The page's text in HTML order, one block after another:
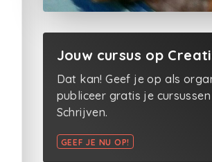
Jouw cursus op
Dat kan! Geef je op als
publiceer gratis je
Schrijven.
GEEF JE NU OP!